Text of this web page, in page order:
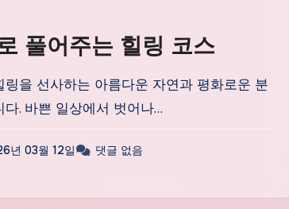
풀어주는 힐링 코스
을 선사하는 아름다운 자연과 평화로운 분
. 바쁜 일상에서 벗어나…
년 03월 12일 댓글 없음